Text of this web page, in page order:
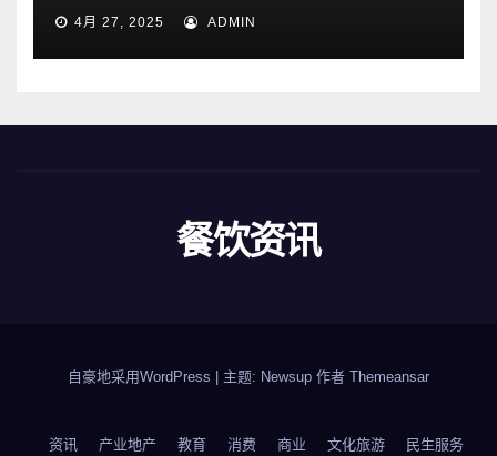
4月 27, 2025 ADMIN
餐饮资讯
自豪地采用WordPress 主题: Newsup 作者 Themeansar
资讯 产业地产 教育 消费 商业 文化旅游 民生服务